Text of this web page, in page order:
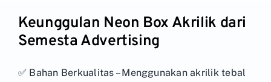
Keunggulan Neon Box Akrilik dari
Semesta Advertising
✅ Bahan Berkualitas – Menggunakan akrilik tebal